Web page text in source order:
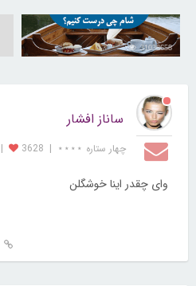
31038658
ساناز افشار
چهار ستاره ⋆⋆⋆⋆ |
3628
|
وای چقدر اینا خوشگلن